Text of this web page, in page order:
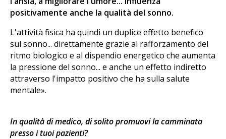
positivamente anche la qualità del sonno.
L'attività fisica ha quindi un duplice effetto benefico
sul sonno... direttamente grazie al rafforzamento del
ritmo biologico e al dispendio energetico che aumenta
la pressione del sonno... e anche un effetto indiretto
attraverso l'impatto positivo che ha sulla salute
mentale».
In qualità di medico, di solito promuovi la camminata
presso i tuoi pazienti?